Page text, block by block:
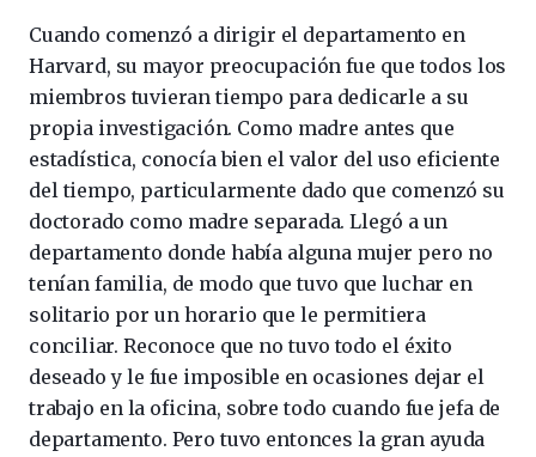
Cuando comenzó a dirigir el departamento en
Harvard, su mayor preocupación fue que todos los
miembros tuvieran tiempo para dedicarle a su
propia investigación. Como madre antes que
estadística, conocía bien el valor del uso eficiente
del tiempo, particularmente dado que comenzó su
doctorado como madre separada. Llegó a un
departamento donde había alguna mujer pero no
tenían familia, de modo que tuvo que luchar en
solitario por un horario que le permitiera
conciliar. Reconoce que no tuvo todo el éxito
deseado y le fue imposible en ocasiones dejar el
trabajo en la oficina, sobre todo cuando fue jefa de
departamento. Pero tuvo entonces la gran ayuda